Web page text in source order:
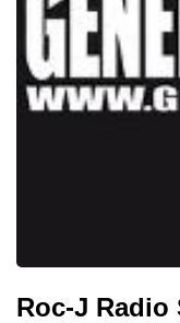
Roc-J Radio